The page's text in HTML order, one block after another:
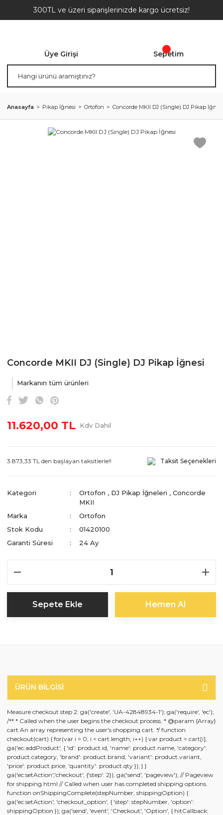
300TL ve üzeri siparişlerinizde kargo ücretsiz!
Üye Girişi Sepetim
Anasayfa Pikap İğnesi Ortofon Concorde MKII DJ (Single) DJ Pikap
Concorde MKII DJ (Single) DJ Pikap İğnesi
Markanın tüm ürünleri
11.620,00 TL Kdv Dahil
3.873,33 TL den başlayan taksitlerle!! Taksit Seçenekleri
Kategori Ortofon , DJ Pikap İğneleri , Concorde
MKII
Marka
Ortofon
Stok Kodu
01420100
Garanti Süresi
24 Ay
Sepete Ekle Hemen Al
ÜRÜN BILGISI
Measure checkout step 2: ga('create', 'UA-42848934-1'); ga('require', 'ec');
/** * Called when the user begins the checkout process. * @param {Array}
cart An array representing the user's shopping cart. */ function
checkout(cart) { for(var i = 0; i < cart.length; i++) { var product = cart[i];
ga('ec:addProduct', { 'id': product.id, 'name': product.name, 'category':
product.category, 'brand': product.brand, 'variant': product.variant,
'price': product.price, 'quantity': product.qty }); } }
ga('ec:setAction','checkout', {'step': 2}); ga('send', 'pageview'); // Pageview
for shipping.html // Called when user has completed shipping options.
function onShippingComplete(stepNumber, shippingOption) {
ga('ec:setAction', 'checkout_option', { 'step': stepNumber, 'option':
shippingOption }); ga('send', 'event', 'Checkout', 'Option', { hitCallback: